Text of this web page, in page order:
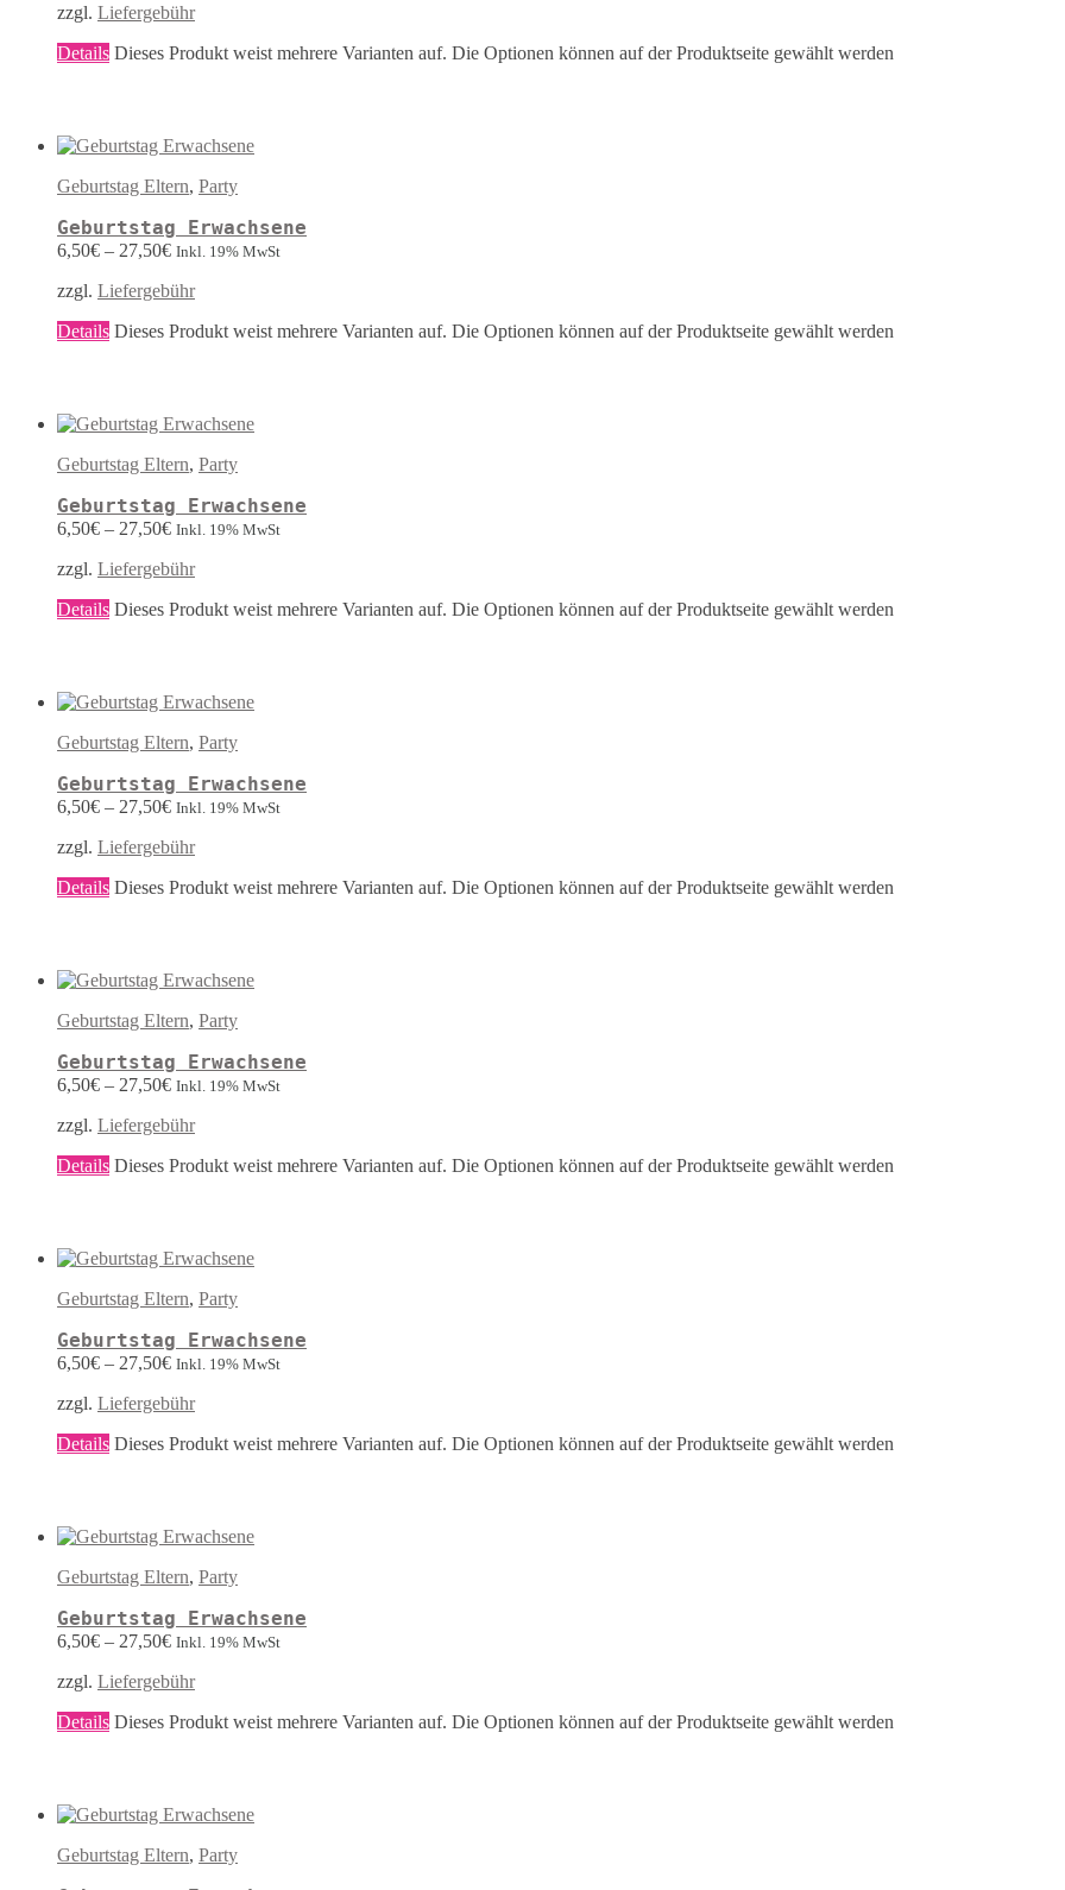
zzgl. Liefergebühr
Details Dieses Produkt weist mehrere Varianten auf. Die Optionen können auf der Produktseite gewählt werden
Geburtstag Eltern, Party
Geburtstag Erwachsene
6,50€ – 27,50€ Inkl. 19% MwSt
zzgl. Liefergebühr
Details Dieses Produkt weist mehrere Varianten auf. Die Optionen können auf der Produktseite gewählt werden
Geburtstag Eltern, Party
Geburtstag Erwachsene
6,50€ – 27,50€ Inkl. 19% MwSt
zzgl. Liefergebühr
Details Dieses Produkt weist mehrere Varianten auf. Die Optionen können auf der Produktseite gewählt werden
Geburtstag Eltern, Party
Geburtstag Erwachsene
6,50€ – 27,50€ Inkl. 19% MwSt
zzgl. Liefergebühr
Details Dieses Produkt weist mehrere Varianten auf. Die Optionen können auf der Produktseite gewählt werden
Geburtstag Eltern, Party
Geburtstag Erwachsene
6,50€ – 27,50€ Inkl. 19% MwSt
zzgl. Liefergebühr
Details Dieses Produkt weist mehrere Varianten auf. Die Optionen können auf der Produktseite gewählt werden
Geburtstag Eltern, Party
Geburtstag Erwachsene
6,50€ – 27,50€ Inkl. 19% MwSt
zzgl. Liefergebühr
Details Dieses Produkt weist mehrere Varianten auf. Die Optionen können auf der Produktseite gewählt werden
Geburtstag Eltern, Party
Geburtstag Erwachsene
6,50€ – 27,50€ Inkl. 19% MwSt
zzgl. Liefergebühr
Details Dieses Produkt weist mehrere Varianten auf. Die Optionen können auf der Produktseite gewählt werden
Geburtstag Eltern, Party